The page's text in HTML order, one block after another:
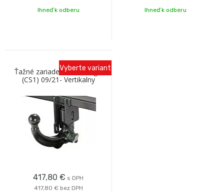
Ihneď k odberu Ihneď k odberu
Ťažné zariadenie VW Taigo
(CS1) 09/21- Vertikalny
Bajonet AK41F4B Oris
417,80 € s DPH
417,80 € bez DPH
Vyberte variant